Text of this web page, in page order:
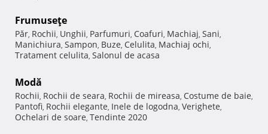
Frumuseţe
Păr, Rochii, Unghii, Parfumuri, Coafuri, Machiaj, Sani,
Manichiura, Sampon, Buze, Celulita, Machiaj ochi,
Tratament celulita, Salonul de acasa
Modă
Rochii, Rochii de seara, Rochii de mireasa, Costume de baie,
Pantofi, Rochii elegante, Inele de logodna, Verighete,
Ochelari de soare, Tendinte 2020